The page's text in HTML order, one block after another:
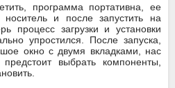
программа портативна, ее
и после запустить на
процесс загрузки и установки
упростился. После запуска,
окно с двумя вкладками, нас
выбрать компоненты,